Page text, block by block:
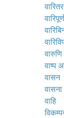
वारितर
वारुणि
वाष्प
वासन
वासना
वाहि